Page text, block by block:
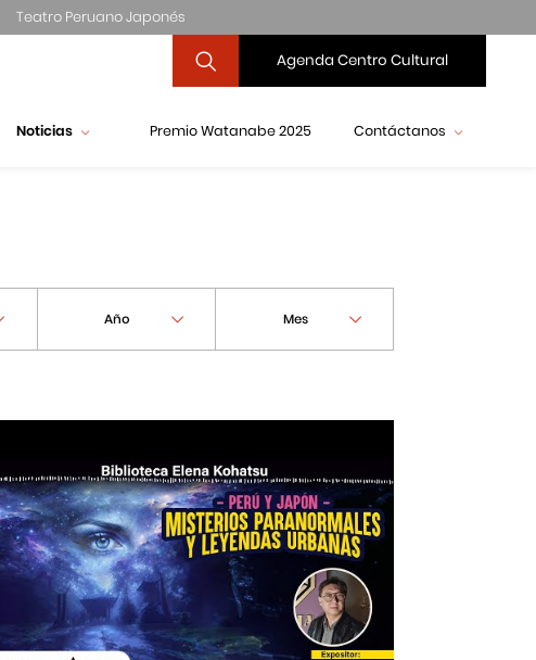
Teatro Peruano Japonés
Agenda Centro Cultural
Noticias Premio Watanabe 2025 Contáctanos
Año Mes